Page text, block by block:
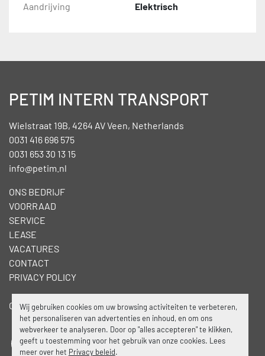
Wij gebruiken cookies om uw browsing activiteiten te verbeteren,
het personaliseren van advertenties en inhoud, en om ons
webverkeer te analyseren. Door op "alles accepteren" te klikken,
geeft u toestemming voor het gebruik van onze cookies. Lees
meer over het Privacy beleid.
Aandrijving Elektrisch
PETIM INTERN TRANSPORT
Wielstraat 19B, 4264 AV Veen, Netherlands
0031 416 696 575
0031 653 30 13 15
info@petim.nl
ONS BEDRIJF
VOORRAAD
SERVICE
LEASE
VACATURES
CONTACT
PRIVACY POLICY
Cookies beheren
facebooklinkedin